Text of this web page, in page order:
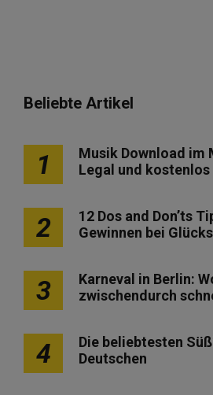
Beliebte Artikel
1
Musik Download im
Legal und kostenlos
2
12 Dos and Don’ts
Gewinnen bei
3
Karneval in Berlin:
zwischendurch
4
Die beliebtesten
Deutschen